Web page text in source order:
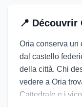
📍 Découvrir
Oria conserva un
dal castello
della città. Chi
vedere a Oria
Cattedrale e i